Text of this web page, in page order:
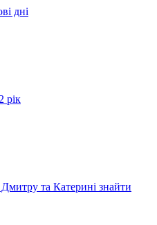
дні
рік
та Катерині знайти